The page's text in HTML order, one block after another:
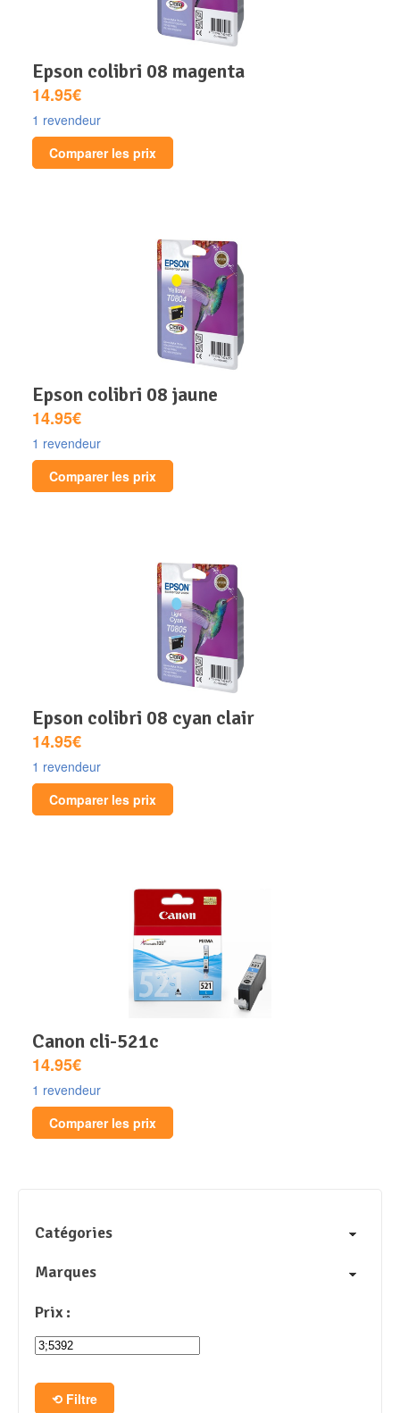
epson colibri 08 magenta
14.95€
1 revendeur
Comparer les prix
epson colibri 08 jaune
14.95€
1 revendeur
Comparer les prix
epson colibri 08 cyan clair
14.95€
1 revendeur
Comparer les prix
canon cli-521c
14.95€
1 revendeur
Comparer les prix
Catégories
Marques
Prix :
Filtre